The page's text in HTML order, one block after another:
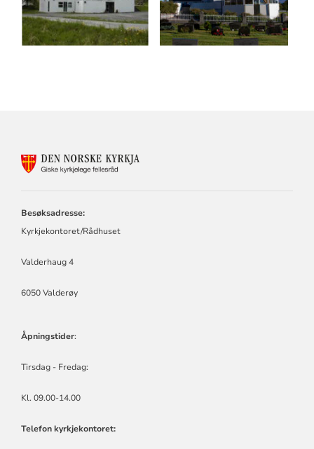
Besøksadresse:
Kyrkjekontoret/Rådhuset
Valderhaug 4
6050 Valderøy
Åpningstider:
Tirsdag - Fredag:
Kl. 09.00-14.00
Telefon kyrkjekontoret: